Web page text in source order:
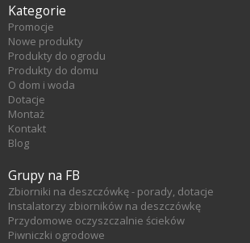
Kategorie
Promocje
Nowe produkty
Produkty do ogrodu
Produkty do domu
O dom i woda
Dotacje
Montaż
Kontakt
Blog
Grupy na FB
Zbiorniki na deszczówkę - porady, dotacje
Instalatorzy zbiorników na deszczówkę
Przydomowe oczyszczalnie ścieków
Piwniczki ogrodowe